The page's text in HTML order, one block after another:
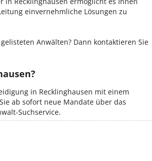
einvernehmliche Lösungen zu
Anwälten? Dann kontaktieren Sie
in Recklinghausen mit einem
ab sofort neue Mandate über das
Suchservice.